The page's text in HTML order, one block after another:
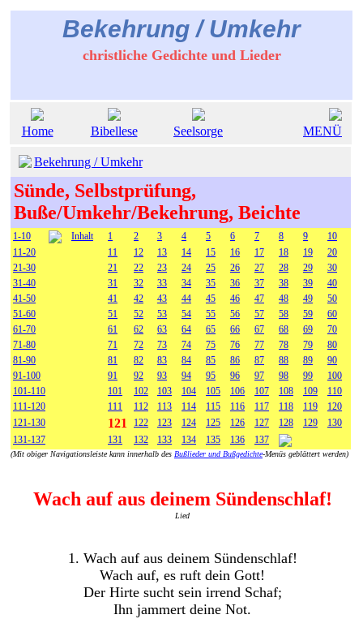
Bekehrung / Umkehr
christliche Gedichte und Lieder
Home Bibellese Seelsorge MENÜ
Bekehrung / Umkehr
Sünde, Selbstprüfung,
Buße/Umkehr/Bekehrung, Beichte
1-10 Inhalt 1 2 3 4 5 6 7 8 9
10
11-20
11 12 13 14 15 16 17 18 19
20
21-30
21 22 23 24 25 26 27 28 29
30
31-40
31 32 33 34 35 36 37 38 39
40
41-50
41 42 43 44 45 46 47 48 49
50
51-60
51 52 53 54 55 56 57 58 59
60
61-70
61 62 63 64 65 66 67 68 69
70
71-80
71 72 73 74 75 76 77 78 79
80
81-90
81 82 83 84 85 86 87 88 89
90
91-100
91 92 93 94 95 96 97 98 99
100
101-110
101 102 103 104 105 106 107 108 109
110
111-120
111 112 113 114 115 116 117 118 119
120
121-130
121 122 123 124 125 126 127 128 129
130
131-137
131 132 133 134 135 136 137
(Mit obiger Navigationsleiste kann innerhalb des Bußlieder und Bußgedichte-Menüs geblättert werden)
Wach auf aus deinem Sündenschlaf!
Lied
1. Wach auf aus deinem Sündenschlaf!
Wach auf, es ruft dein Gott!
Der Hirte sucht sein irrend Schaf;
Ihn jammert deine Not.